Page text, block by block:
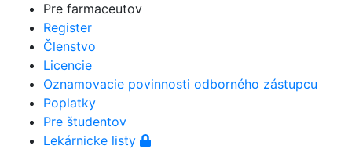
Pre farmaceutov
Register
Členstvo
Licencie
Oznamovacie povinnosti odborného zástupcu
Poplatky
Pre študentov
Lekárnicke listy